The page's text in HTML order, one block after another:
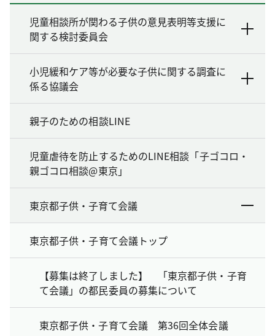
児童相談所が関わる子供の意見表明等支援に
関する検討委員会
小児緩和ケア等が必要な子供に関する調査に
係る協議会
親子のための相談LINE
児童虐待を防止するためのLINE相談「子ゴコロ・
親ゴコロ相談@東京」
東京都子供・子育て会議
東京都子供・子育て会議トップ
【募集は終了しました】 「東京都子供・子育
て会議」の都民委員の募集について
東京都子供・子育て会議 第36回全体会議